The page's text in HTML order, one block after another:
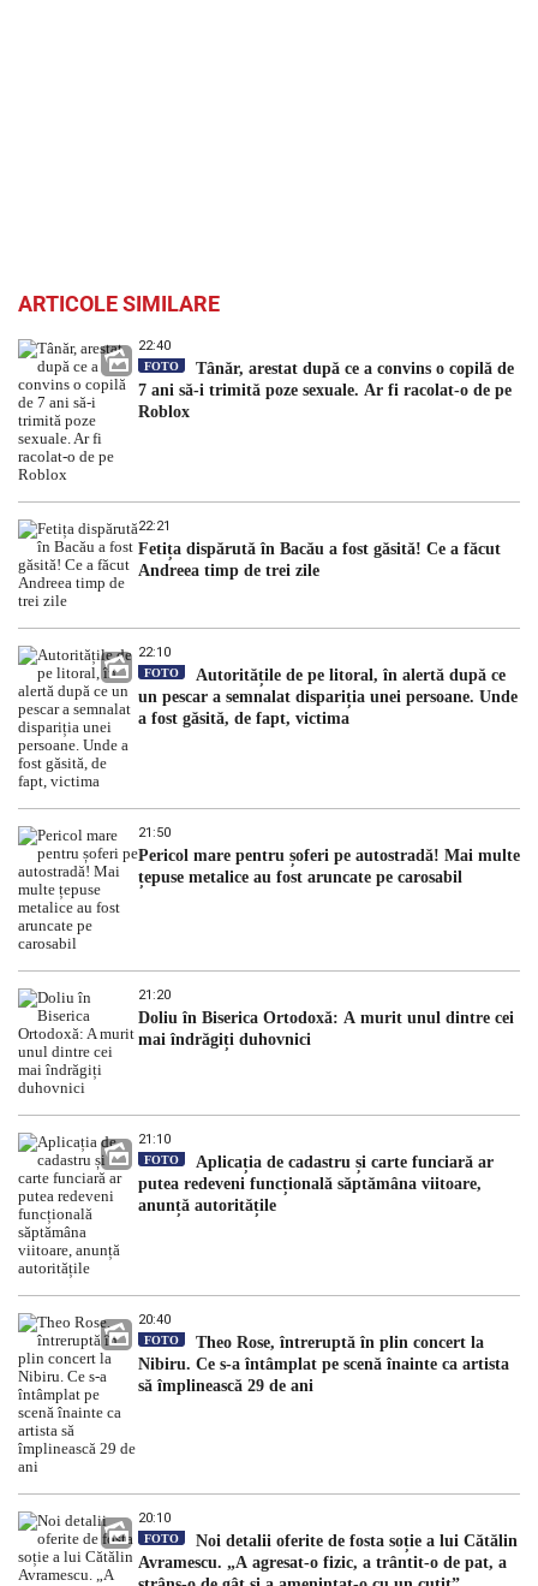
ARTICOLE SIMILARE
22:40
FOTO
Tânăr, arestat după ce a convins o copilă de
7 ani să-i trimită poze sexuale. Ar fi racolat-o de pe
Roblox
22:21
Fetița dispărută în Bacău a fost găsită! Ce a făcut
Andreea timp de trei zile
22:10
FOTO
Autoritățile de pe litoral, în alertă după ce
un pescar a semnalat dispariția unei persoane. Unde
a fost găsită, de fapt, victima
21:50
Pericol mare pentru șoferi pe autostradă! Mai multe
țepuse metalice au fost aruncate pe carosabil
21:20
Doliu în Biserica Ortodoxă: A murit unul dintre cei
mai îndrăgiți duhovnici
21:10
FOTO
Aplicația de cadastru și carte funciară ar
putea redeveni funcțională săptămâna viitoare,
anunță autoritățile
20:40
FOTO
Theo Rose, întreruptă în plin concert la
Nibiru. Ce s-a întâmplat pe scenă înainte ca artista
să împlinească 29 de ani
20:10
FOTO
Noi detalii oferite de fosta soție a lui Cătălin
Avramescu. „A agresat-o fizic, a trântit-o de pat, a